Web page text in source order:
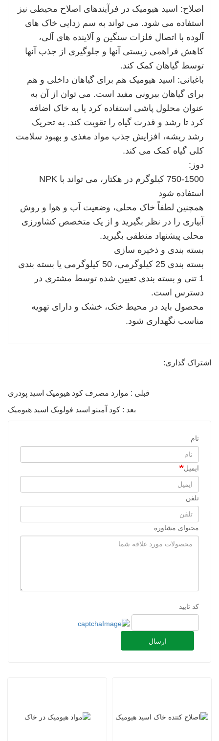
اصلاح: اسید هیومیک در فرآیندهای اصلاح محیطی نیز
استفاده می شود. می تواند به سم زدایی خاک های
آلوده با اتصال فلزات سنگین و آلاینده های آلی،
کاهش فراهمی زیستی آنها و جلوگیری از جذب آنها
توسط گیاهان کمک کند.
باغبانی: اسید هیومیک هم برای گیاهان داخلی و هم
برای گیاهان بیرونی مفید است. می توان از آن به
عنوان محلول پاشی استفاده کرد یا به خاک اضافه
کرد تا رشد و قدرت گیاه را تقویت کند. به تحریک
رشد ریشه، افزایش جذب مواد مغذی و بهبود سلامت
کلی گیاه کمک می کند.
دوز:
750-1500 کیلوگرم در هکتار، می تواند با NPK
استفاده شود
همچنین لطفاً خاک محلی، وضعیت آب و هوا و روش
آبیاری را در نظر بگیرید و از یک متخصص کشاورزی
محلی پیشنهاد منطقی بگیرید.
بسته بندی و ذخیره سازی
بسته بندی 25 کیلوگرمی، 50 کیلوگرمی یا بسته بندی
1 تنی و بسته بندی تعیین شده توسط مشتری در
دسترس است.
محصول باید در محیط خنک، خشک و دارای تهویه
مناسب نگهداری شود.
اشتراک گذاری:
قبلی : موارد مصرف کود هیومیک اسید پودری
بعد : کود آمینو اسید فولویک اسید هیومیک
نام
ایمیل
تلفن
محتوای مشاوره
کد تایید
ارسال